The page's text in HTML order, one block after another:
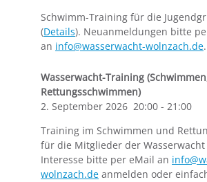
Schwimm-Training für die
(Details). Neuanmeldungen bitte
an info@wasserwacht-wolnzach.de.
Wasserwacht-Training
Rettungsschwimmen)
2. September 2026 20:00 - 21:00
Training im Schwimmen und
für die Mitglieder der Wasserwacht
Interesse bitte per eMail an
wolnzach.de anmelden oder